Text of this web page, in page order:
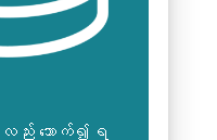
လည်း သောက်၍ရ